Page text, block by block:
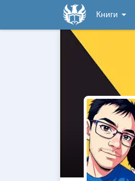
Книги